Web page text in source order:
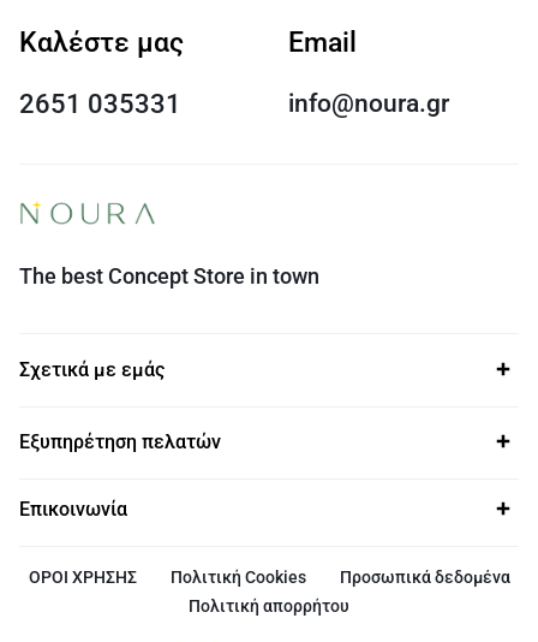
Καλέστε μας
2651 035331
Email
info@noura.gr
The best Concept Store in town
Σχετικά με εμάς
Εξυπηρέτηση πελατών
Επικοινωνία
ΟΡΟΙ ΧΡΗΣΗΣ Πολιτική Cookies
Προσωπικά δεδομένα
Πολιτική απορρήτου